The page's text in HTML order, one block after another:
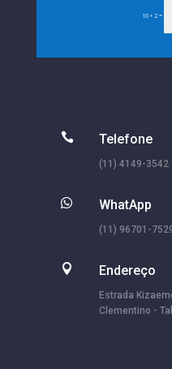
10 + 2 =
 Telefone
(11) 4149-3542
 WhatApp
(11) 96701-
 Endereço
Estrada
Clementino -